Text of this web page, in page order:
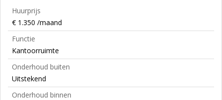
Huurprijs
€ 1.350 /maand
Functie
Kantoorruimte
Onderhoud buiten
Uitstekend
Onderhoud binnen